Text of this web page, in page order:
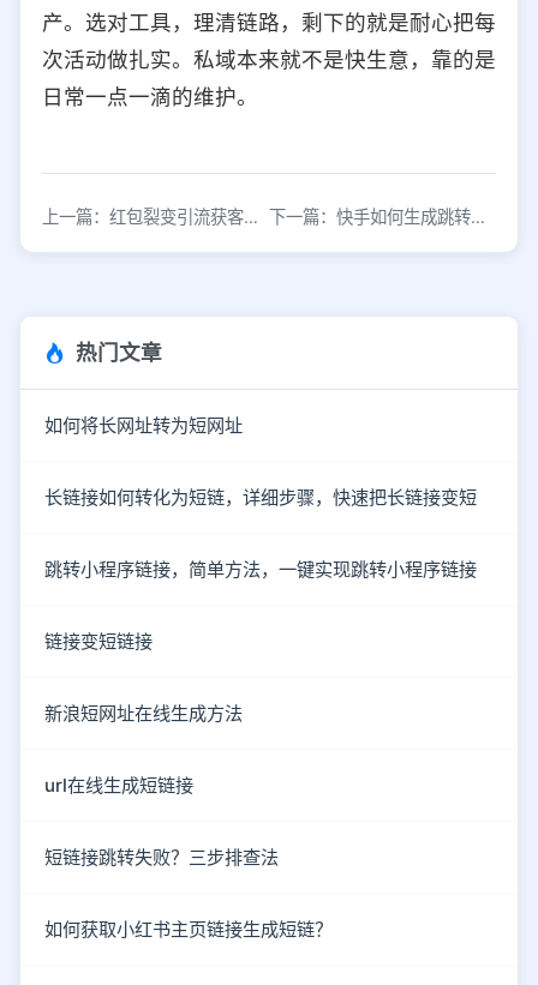
产。选对工具，理清链路，剩下的就是耐心把每
次活动做扎实。私域本来就不是快生意，靠的是
日常一点一滴的维护。
上一篇：红包裂变引流获客新方式，附跳转工具 下一篇：快手如何生成跳转微信的链接？
热门文章
如何将长网址转为短网址
长链接如何转化为短链，详细步骤，快速把长链接变短
跳转小程序链接，简单方法，一键实现跳转小程序链接
链接变短链接
新浪短网址在线生成方法
url在线生成短链接
短链接跳转失败？三步排查法
如何获取小红书主页链接生成短链？